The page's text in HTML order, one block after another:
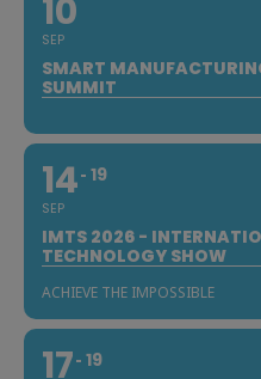
10
SEP
SMART
SUMMIT
14
SEP
19
IMTS 2026 -
TECHNOLOGY SHOW
ACHIEVE THE IMPOSSIBLE
17 19